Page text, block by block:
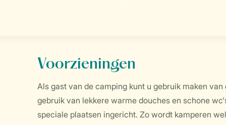
Voorzieningen
Als gast van de camping kunt u gebruik maken
gebruik van lekkere warme douches en schone
speciale plaatsen ingericht. Zo wordt kamperen